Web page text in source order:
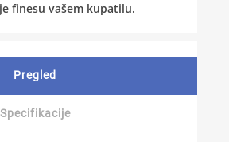
finesu vašem kupatilu.
Pregled
Specifikacije